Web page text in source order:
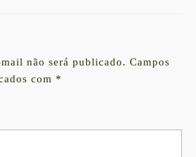
não será publicado. Campos
com *